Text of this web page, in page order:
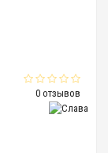
0 отзывов